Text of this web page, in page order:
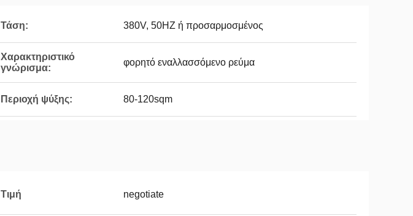
Τάση: 380V, 50HZ ή προσαρμοσμένος
Χαρακτηριστικό
γνώρισμα:
φορητό εναλλασσόμενο ρεύμα
Περιοχή ψύξης: 80-120sqm
Τιμή negotiate